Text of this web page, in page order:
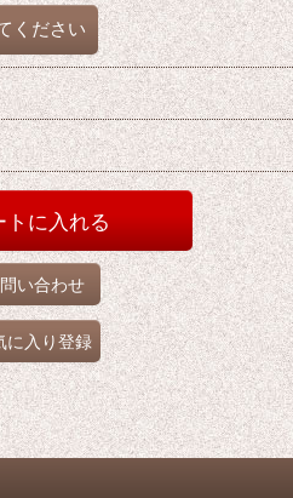
ください
トに入れる
い合わせ
に入り登録